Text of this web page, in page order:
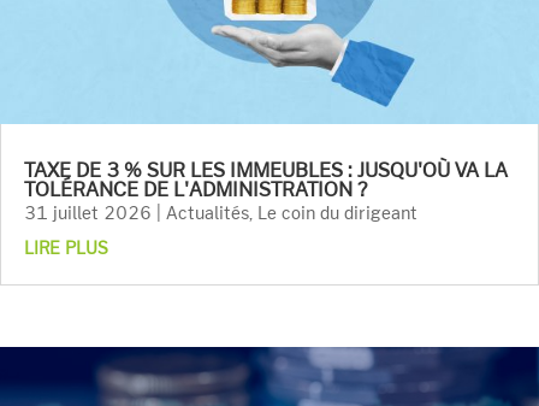
TAXE DE 3 % SUR LES IMMEUBLES : JUSQU'OÙ VA LA
TOLÉRANCE DE L'ADMINISTRATION ?
31 juillet 2026 Actualités
Le coin du dirigeant
LIRE PLUS